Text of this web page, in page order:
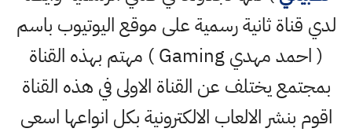
لدي قناة ثانية رسمية على موقع اليوتيوب باسم
( احمد مهدي Gaming ) مهتم بهذه القناة
بمجتمع يختلف عن القناة الاولى في هذه القناة
اقوم بنشر الالعاب الالكترونية بكل انواعها اسعى